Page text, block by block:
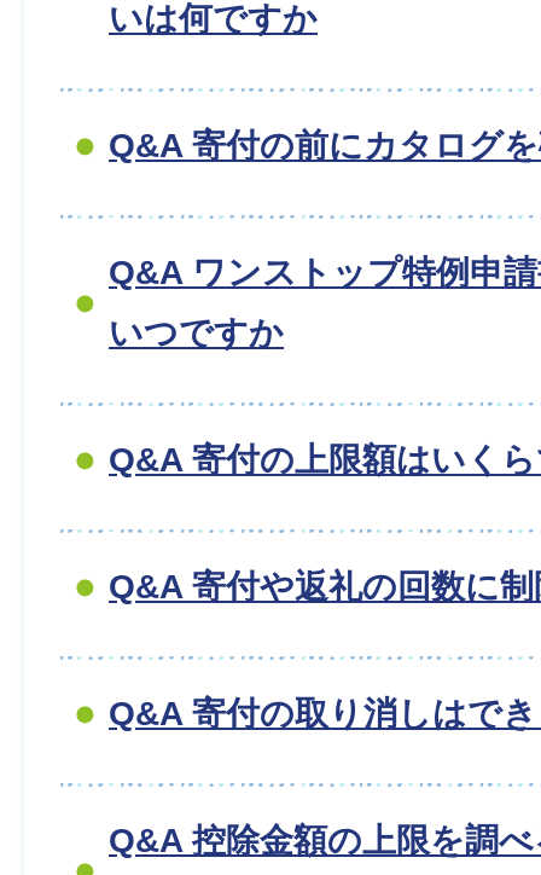
いは何ですか
Q&A 寄付の前にカタログ
Q&A ワンストップ特例申
いつですか
Q&A 寄付の上限額はいく
Q&A 寄付や返礼の回数に
Q&A 寄付の取り消しはで
Q&A 控除金額の上限を調